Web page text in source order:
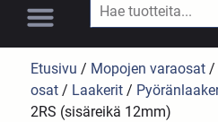
Etusivu / Mopojen varaosat /
osat / Laakerit /
2RS (sisäreikä 12mm)